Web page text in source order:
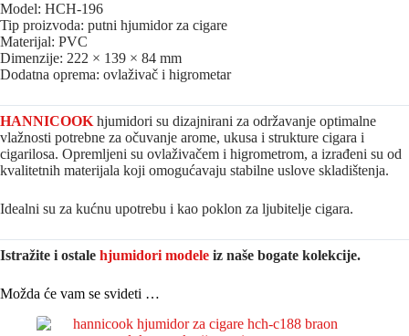
Model: HCH-196
Tip proizvoda: putni hjumidor za cigare
Materijal: PVC
Dimenzije: 222 × 139 × 84 mm
Dodatna oprema: ovlaživač i higrometar
HANNICOOK hjumidori su dizajnirani za održavanje optimalne
vlažnosti potrebne za očuvanje arome, ukusa i strukture cigara i
cigarilosa. Opremljeni su ovlaživačem i higrometrom, a izrađeni su od
kvalitetnih materijala koji omogućavaju stabilne uslove skladištenja.
Idealni su za kućnu upotrebu i kao poklon za ljubitelje cigara.
Istražite i ostale hjumidori modele iz naše bogate kolekcije.
Možda će vam se svideti …